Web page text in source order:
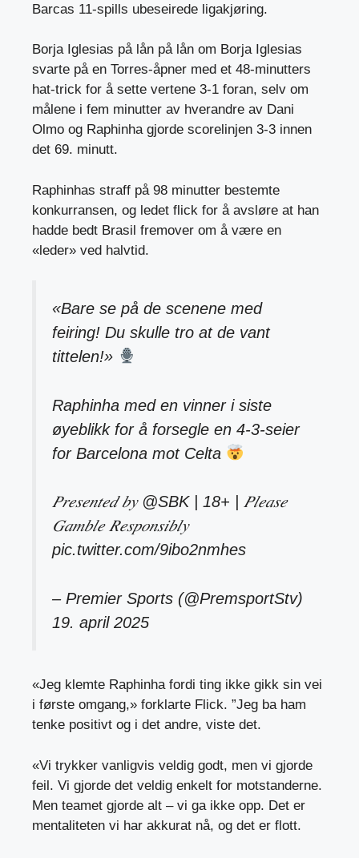
Barcas 11-spills ubeseirede ligakjøring.
Borja Iglesias på lån på lån om Borja Iglesias
svarte på en Torres-åpner med et 48-minutters
hat-trick for å sette vertene 3-1 foran, selv om
målene i fem minutter av hverandre av Dani
Olmo og Raphinha gjorde scorelinjen 3-3 innen
det 69. minutt.
Raphinhas straff på 98 minutter bestemte
konkurransen, og ledet flick for å avsløre at han
hadde bedt Brasil fremover om å være en
«leder» ved halvtid.
«Bare se på de scenene med
feiring! Du skulle tro at de vant
tittelen!»
Raphinha med en vinner i siste
øyeblikk for å forsegle en 4-3-seier
for Barcelona mot Celta
𝑃𝑟𝑒𝑠𝑒𝑛𝑡𝑒𝑑 𝑏𝑦 @SBK| 18+ | 𝑃𝑙𝑒𝑎𝑠𝑒
𝐺𝑎𝑚𝑏𝑙𝑒 𝑅𝑒𝑠𝑝𝑜𝑛𝑠𝑖𝑏𝑙𝑦
pic.twitter.com/9ibo2nmhes
– Premier Sports (@PremsportStv)
19. april 2025
«Jeg klemte Raphinha fordi ting ikke gikk sin vei
i første omgang,» forklarte Flick. ”Jeg ba ham
tenke positivt og i det andre, viste det.
«Vi trykker vanligvis veldig godt, men vi gjorde
feil. Vi gjorde det veldig enkelt for motstanderne.
Men teamet gjorde alt – vi ga ikke opp. Det er
mentaliteten vi har akkurat nå, og det er flott.